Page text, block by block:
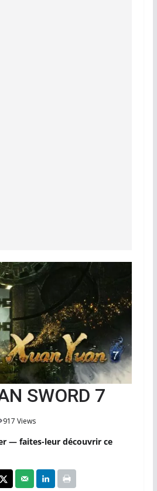
SWORD 7
917 Views
— faites-leur découvrir ce